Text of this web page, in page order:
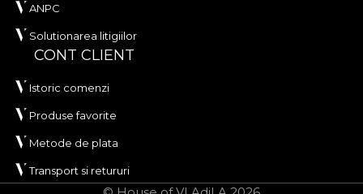
ANPC
Solutionarea litigiilor
CONT CLIENT
Istoric comenzi
Produse favorite
Metode de plata
Transport si retururi